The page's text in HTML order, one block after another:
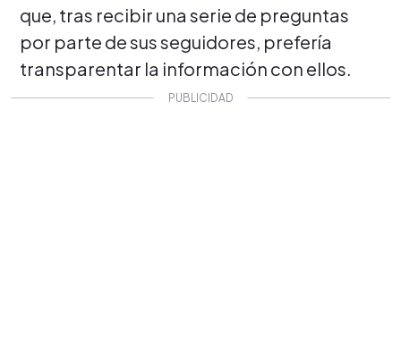
que, tras recibir una serie de preguntas
por parte de sus seguidores, prefería
transparentar la información con ellos.